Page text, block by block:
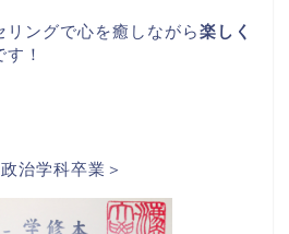
リングで心を癒しながら楽しく
！
治学科卒業＞